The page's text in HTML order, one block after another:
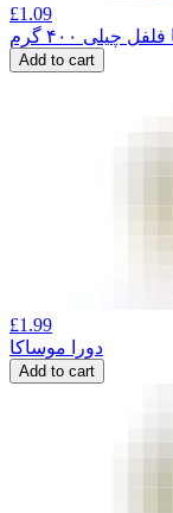
£1.09
چیلی ۴۰۰ گرم
Add to cart
£1.99
دورا موساکا
Add to cart